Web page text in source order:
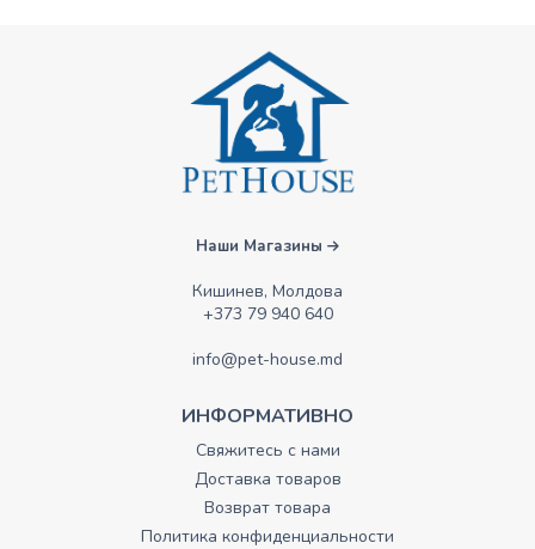
Наши Магазины
Кишинев, Молдова
+373 79 940 640
info@pet-house.md
ИНФОРМАТИВНО
Свяжитесь с нами
Доставка товаров
Возврат товара
Политика конфиденциальности